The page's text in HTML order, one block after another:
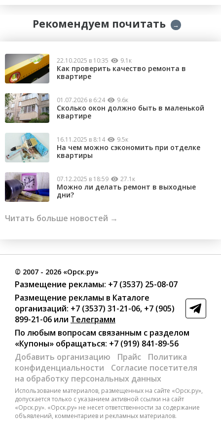
Рекомендуем почитать →
22.10.2025 в 10:35 9.1к
Как проверить качество ремонта в
квартире
01.07.2026 в 6:24 9.6к
Сколько окон должно быть в маленькой
квартире
16.11.2025 в 8:14 9.5к
На чем можно сэкономить при отделке
квартиры
07.12.2025 в 18:59 27.1к
Можно ли делать ремонт в выходные
дни?
Читать больше новостей →
© 2007 - 2026 «Орск.ру»
Размещение рекламы: +7 (3537) 25-08-07
Размещение рекламы в Каталоге
организаций: +7 (3537) 31-21-06, +7 (905)
899-21-06 или Телеграмм
По любым вопросам связанным с разделом
«Купоны» обращаться: +7 (919) 841-89-56
Добавить организацию
Прайс
Политика
конфиденциальности
Согласие посетителя
на обработку персональных данных
Использование материалов, размещенных на сайте «Орск.ру»,
допускается только с указанием активной ссылки на сайт
«Орск.ру». «Орск.ру» не несет ответственности за содержание
объявлений, комментариев и рекламных материалов.